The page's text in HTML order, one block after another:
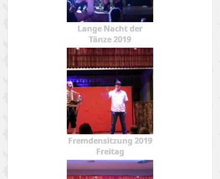
Lange Nacht der
Tänze 2019
Fremdensitzung 2019
Freitag